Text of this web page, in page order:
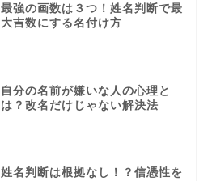
最強の画数は３つ！姓名判断で最
大吉数にする名付け方
自分の名前が嫌いな人の心理と
は？改名だけじゃない解決法
姓名判断は根拠なし！？信憑性を